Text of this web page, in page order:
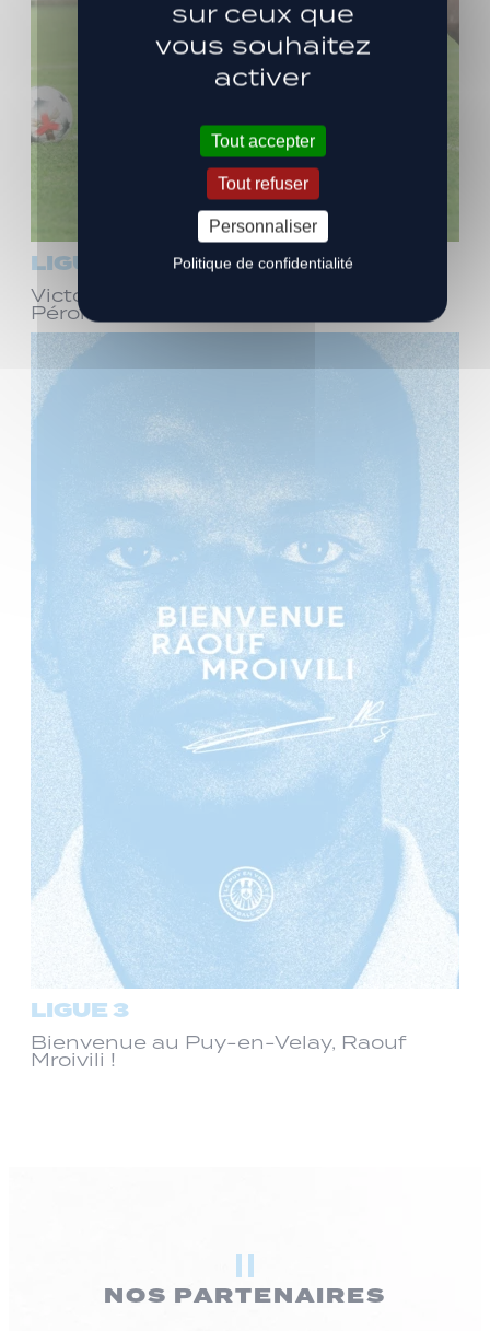
LIGUE 3
Victoire face à Bourg-en-Bresse
Péronnas (1-0)
LIGUE 3
Bienvenue au Puy-en-Velay, Raouf
Mroivili !
NOS PARTENAIRES
sur ceux que
vous souhaitez
activer
Tout accepter
Tout refuser
Personnaliser
Politique de confidentialité